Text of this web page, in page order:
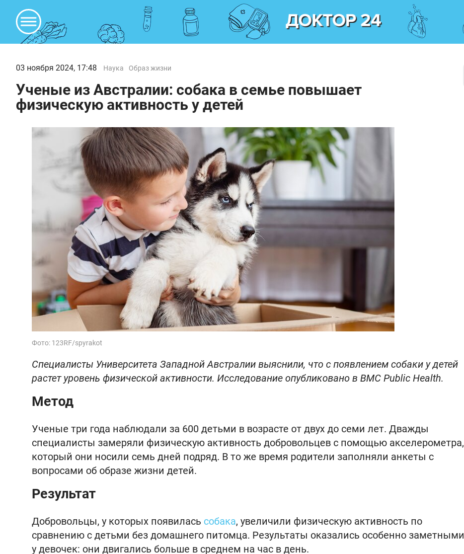
03 ноября 2024, 17:48 Наука Образ жизни
Ученые из Австралии: собака в семье повышает
физическую активность у детей
Фото: 123RF/spyrakot
Специалисты Университета Западной Австралии выяснили, что с появлением собаки у детей
растет уровень физической активности. Исследование опубликовано в BMC Public Health.
Метод
Ученые три года наблюдали за 600 детьми в возрасте от двух до семи лет. Дважды
специалисты замеряли физическую активность добровольцев с помощью акселерометра,
который они носили семь дней подряд. В то же время родители заполняли анкеты с
вопросами об образе жизни детей.
Результат
Добровольцы, у которых появилась собака, увеличили физическую активность по
сравнению с детьми без домашнего питомца. Результаты оказались особенно заметными
у девочек: они двигались больше в среднем на час в день.